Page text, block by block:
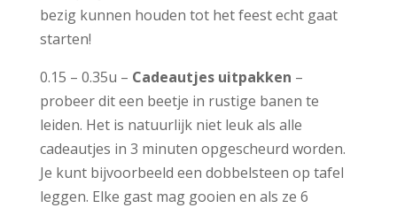
bezig kunnen houden tot het feest echt gaat
starten!
0.15 – 0.35u – Cadeautjes uitpakken –
probeer dit een beetje in rustige banen te
leiden. Het is natuurlijk niet leuk als alle
cadeautjes in 3 minuten opgescheurd worden.
Je kunt bijvoorbeeld een dobbelsteen op tafel
leggen. Elke gast mag gooien en als ze 6